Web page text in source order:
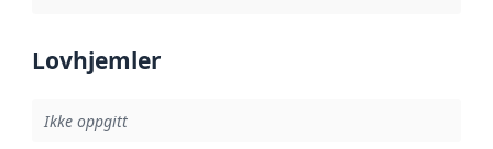
Lovhjemler
Ikke oppgitt